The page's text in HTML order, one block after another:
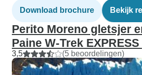
Download brochure Bekijk
Perito Moreno gletsjer
Paine W-Trek
3,5 (5 beoordelingen)